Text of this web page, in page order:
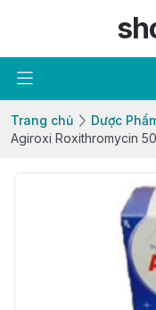
Trang chủ
Dược
Agiroxi Roxithromycin